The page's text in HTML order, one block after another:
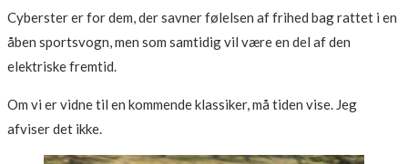
Cyberster er for dem, der savner følelsen af frihed bag rattet i en
åben sportsvogn, men som samtidig vil være en del af den
elektriske fremtid.
Om vi er vidne til en kommende klassiker, må tiden vise. Jeg
afviser det ikke.